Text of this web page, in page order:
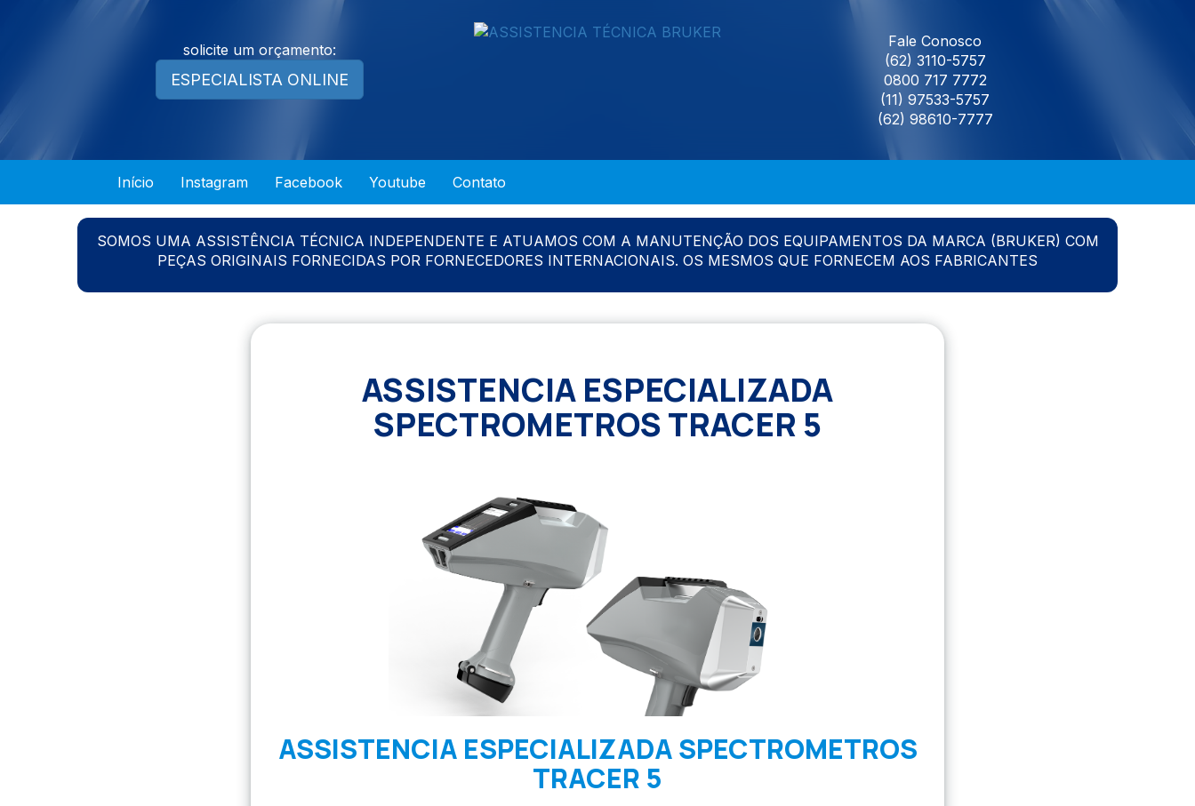
solicite um orçamento:
ESPECIALISTA ONLINE
Fale Conosco
(62) 3110-5757
0800 717 7772
(11) 97533-5757
(62) 98610-7777
Início Instagram Facebook Youtube Contato
SOMOS UMA ASSISTÊNCIA TÉCNICA INDEPENDENTE E ATUAMOS COM A MANUTENÇÃO DOS EQUIPAMENTOS DA MARCA (BRUKER) COM
PEÇAS ORIGINAIS FORNECIDAS POR FORNECEDORES INTERNACIONAIS. OS MESMOS QUE FORNECEM AOS FABRICANTES
ASSISTENCIA ESPECIALIZADA
SPECTROMETROS TRACER 5
ASSISTENCIA ESPECIALIZADA SPECTROMETROS
TRACER 5